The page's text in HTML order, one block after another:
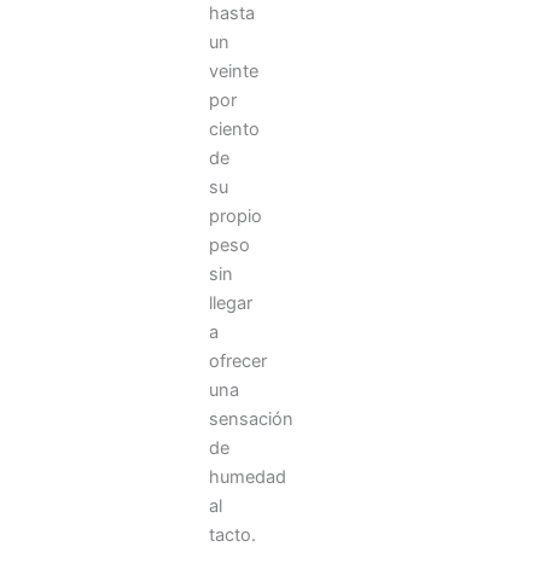
hasta
un
veinte
por
ciento
de
su
propio
peso
sin
llegar
a
ofrecer
una
sensación
de
humedad
al
tacto.